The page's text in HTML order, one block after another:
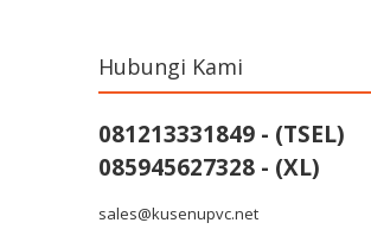
Hubungi Kami
081213331849 - (TSEL)
085945627328 - (XL)
sales@kusenupvc.net